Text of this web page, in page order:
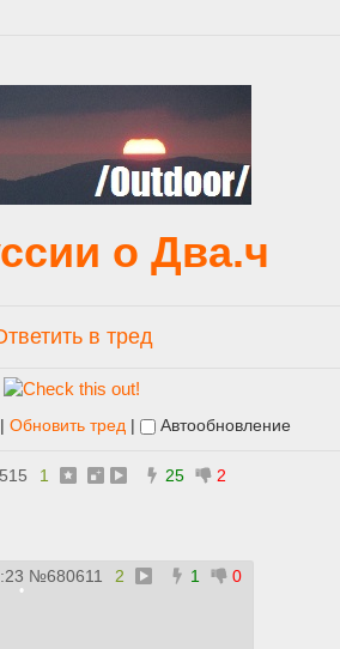
о Два.ч
в тред
Обновить тред Автообновление
1 25 2
№680611 2 1 0